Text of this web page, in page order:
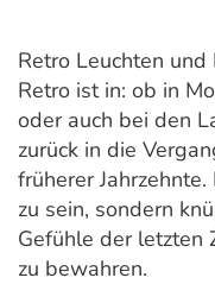
Retro Leuchten
Retro ist in: ob in
oder auch bei den
zurück in die
früherer
zu sein, sondern
Gefühle der letzten
zu bewahren.